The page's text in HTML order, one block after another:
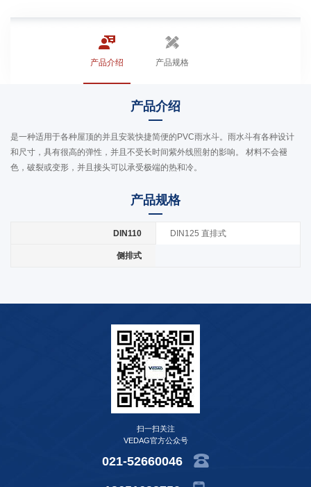
产品介绍 产品规格
产品介绍
是一种适用于各种屋顶的并且安装快捷简便的PVC雨水斗。雨水斗有各种设计
和尺寸，具有很高的弹性，并且不受长时间紫外线照射的影响。 材料不会褪
色，破裂或变形，并且接头可以承受极端的热和冷。
产品规格
DIN110 DIN125 直排式
侧排式
扫一扫关注
VEDAG官方公众号
021-52660046